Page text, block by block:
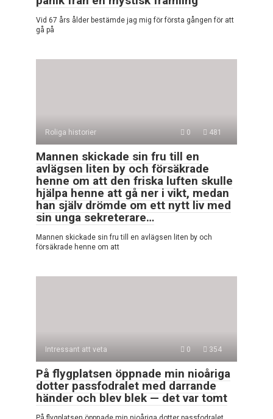
Vid 67 års ålder bestämde jag mig för första gången för att
gå på
Roliga historier 0 481
Mannen skickade sin fru till en
avlägsen liten by och försäkrade
henne om att den friska luften skulle
hjälpa henne att gå ner i vikt, medan
han själv drömde om ett nytt liv med
sin unga sekreterare…
Mannen skickade sin fru till en avlägsen liten by och
försäkrade henne om att
Intressant att veta 0 354
På flygplatsen öppnade min nioåriga
dotter passfodralet med darrande
händer och blev blek — det var tomt